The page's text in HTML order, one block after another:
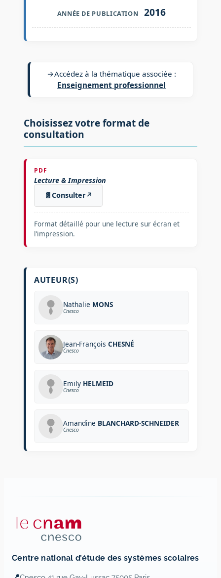
ANNÉE DE PUBLICATION 2016
→Accédez à la thématique associée :
Enseignement professionnel
Choisissez votre format de
consultation
PDF
Lecture & Impression
📄Consulter↗
Format détaillé pour une lecture sur écran et
l’impression.
AUTEUR(S)
Nathalie MONS
Cnesco
Jean-François CHESNÉ
Cnesco
Emily HELMEID
Cnesco
Amandine BLANCHARD-SCHNEIDER
Cnesco
Centre national d’étude des systèmes scolaires